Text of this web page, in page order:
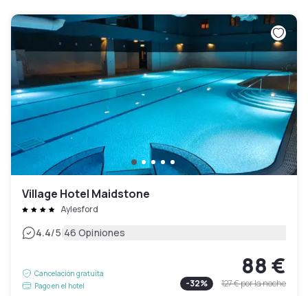
Village Hotel Maidstone
Aylesford
4.4/5|46 Opiniones
Cancelación gratuita
Pago en el hotel
88 €
-32% 127 €por la noche